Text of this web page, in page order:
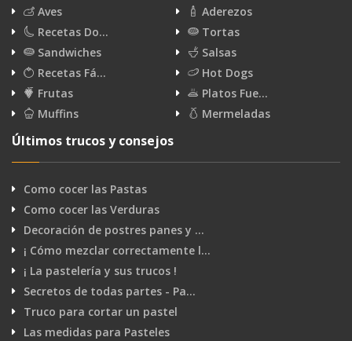
Aves
Aderezos
Recetas Do…
Tortas
Sandwiches
Salsas
Recetas Fá…
Hot Dogs
Frutas
Platos Fue…
Muffins
Mermeladas
Últimos trucos y consejos
Como cocer las Pastas
Como cocer las Verduras
Decoración de postres panes y …
¡ Cómo mezclar correctamente l…
¡ La pastelería y sus trucos !
Secretos de todas partes - Pa…
Truco para cortar un pastel
Las medidas para Pasteles